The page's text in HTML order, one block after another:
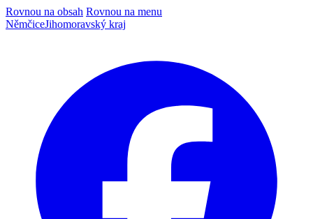
Rovnou na obsah Rovnou na menu
NěmčiceJihomoravský kraj